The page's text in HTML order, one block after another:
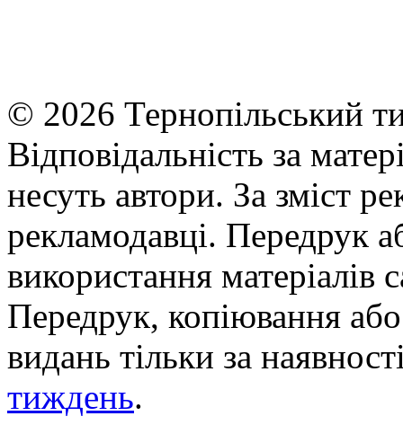
© 2026 Тернопільський
Відповідальність за
несуть автори. За зміст
рекламодавці. Передрук
використання матеріалів
Передрук, копіювання
видань тільки за
тиждень.